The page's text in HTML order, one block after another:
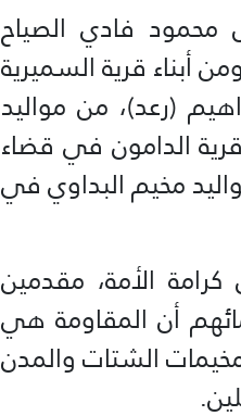
محمود فادي الصياح
من مواليد مخيم عين الحلوة في 18 آب 1999، ومن أبناء قرية السميرية
(رعد)، من مواليد
الثاني 2003، ومن أبناء قرية الدامون في قضاء
مخيم البداوي في
الأمة، مقدمين
أن المقاومة هي
الشتات والمدن